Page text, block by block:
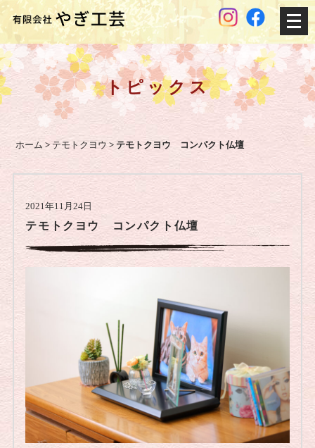
メ
ニ
ー
トピックス
ホーム >テモトクヨウ> テモトクヨウ コンパクト仏壇
2021年11月24日
テモトクヨウ コンパクト仏壇